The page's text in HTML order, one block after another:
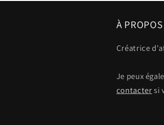
À
Créatrice
Je peux
contacter si